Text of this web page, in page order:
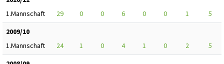
1.Mannschaft
29 0 0 6 0 0 1
5
2009/10
1.Mannschaft
24 1 0 4 1 0 2
5